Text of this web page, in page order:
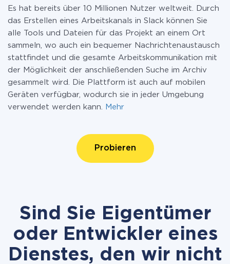
Es hat bereits über 10 Millionen Nutzer weltweit. Durch
das Erstellen eines Arbeitskanals in Slack können Sie
alle Tools und Dateien für das Projekt an einem Ort
sammeln, wo auch ein bequemer Nachrichtenaustausch
stattfindet und die gesamte Arbeitskommunikation mit
der Möglichkeit der anschließenden Suche im Archiv
gesammelt wird. Die Plattform ist auch auf mobilen
Geräten verfügbar, wodurch sie in jeder Umgebung
verwendet werden kann.
Mehr
Probieren
Sind Sie Eigentümer
oder Entwickler eines
Dienstes, den wir nicht